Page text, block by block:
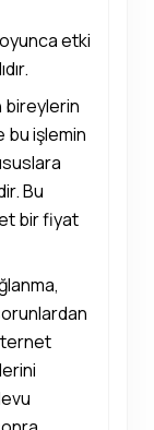
etki
bireylerin
bu işlemin
Bu
bir fiyat